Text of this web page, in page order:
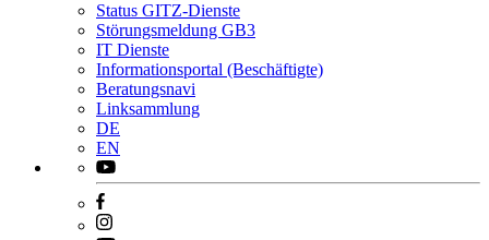
Status GITZ-Dienste
Störungsmeldung GB3
IT Dienste
Informationsportal (Beschäftigte)
Beratungsnavi
Linksammlung
DE
EN